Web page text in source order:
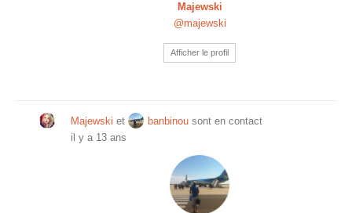
Majewski
@majewski
Afficher le profil
Majewski et banbinou sont en contact
il y a 13 ans